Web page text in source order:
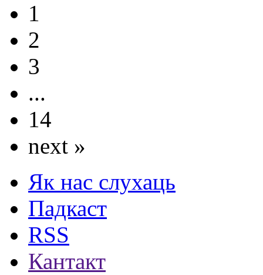
1
2
3
...
14
next »
Як нас слухаць
Падкаст
RSS
Кантакт